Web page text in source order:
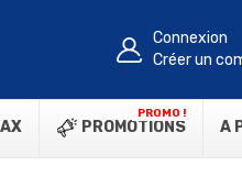
Connexion
Créer un
PROMOTIONS
PROMO !
A